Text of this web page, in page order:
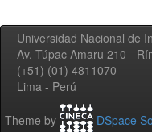
Universidad Nacional de
Av. Túpac Amaru 210 -
(+51) (01) 4811070
Lima - Perú
Theme by DSpace